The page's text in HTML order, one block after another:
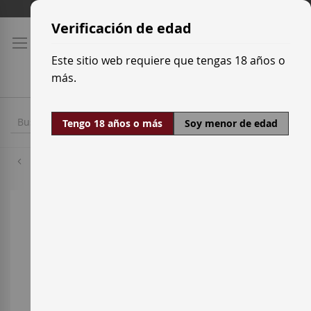
contenido
Verificación de edad
Este sitio web requiere que tengas 18 años o
más.
Tengo 18 años o más Soy menor de edad